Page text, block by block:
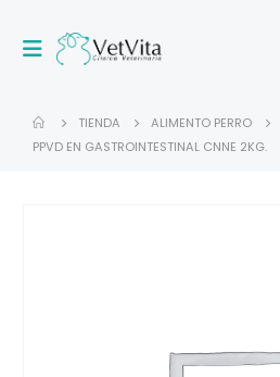
TIENDA
ALIMENTO PERRO
PPVD EN GASTROINTESTINAL CNNE 2KG.